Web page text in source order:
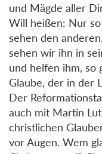
und Mägde aller
Will heißen: Nur
sehen den
sehen wir ihn in
und helfen ihm, so
Glaube, der in der
Der
auch mit Martin
christlichen
vor Augen. Wem